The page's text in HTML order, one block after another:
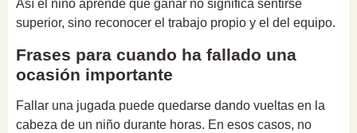
Así el niño aprende que ganar no significa sentirse
superior, sino reconocer el trabajo propio y el del equipo.
Frases para cuando ha fallado una
ocasión importante
Fallar una jugada puede quedarse dando vueltas en la
cabeza de un niño durante horas. En esos casos, no